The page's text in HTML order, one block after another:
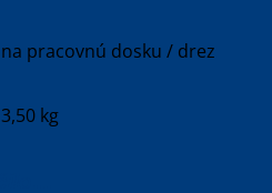
na pracovnú dosku / drez
3,50 kg